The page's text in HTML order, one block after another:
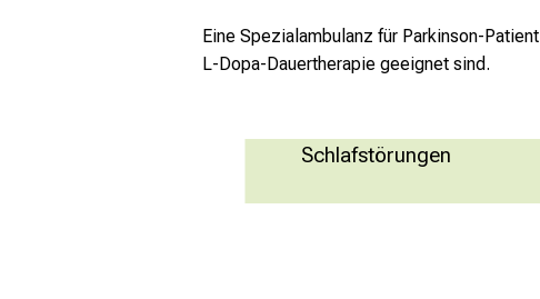
Eine Spezialambulanz für Parkinson-
L-Dopa-Dauertherapie geeignet sind.
Schlafstörungen